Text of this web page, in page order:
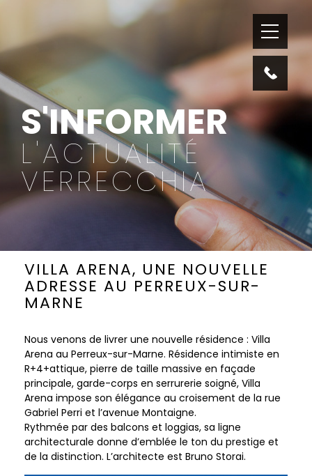
S'INFORMER
L'ACTUALITÉ
VERRECCHIA
VILLA ARENA, UNE NOUVELLE
ADRESSE AU PERREUX-SUR-
MARNE
Nous venons de livrer une nouvelle résidence : Villa
Arena au Perreux-sur-Marne. Résidence intimiste en
R+4+attique, pierre de taille massive en façade
principale, garde-corps en serrurerie soigné, Villa
Arena impose son élégance au croisement de la rue
Gabriel Perri et l’avenue Montaigne.
Rythmée par des balcons et loggias, sa ligne
architecturale donne d’emblée le ton du prestige et
de la distinction. L’architecte est Bruno Storai.